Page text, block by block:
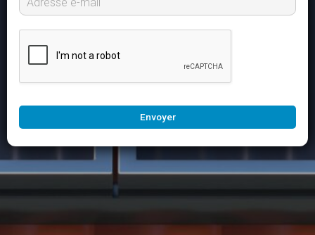
Envoyer